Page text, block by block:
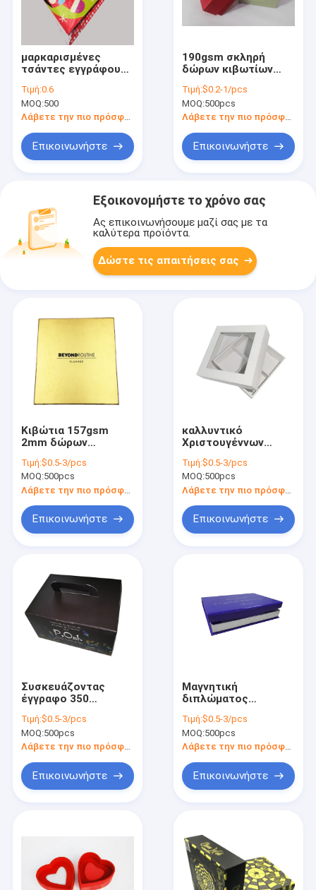
Περίπου εμείς
μαρκαρισμένες
τσάντες εγγράφου
επί παραγγελία
δώρο στοιχείων με
τη λαβή
Τιμή:0.6
MOQ:500
Λάβετε την πιο πρόσφατη τιμή
Επικοινωνήστε
190gsm σκληρή
δώρων κιβωτίων
κοσμήματος
εγγράφου
πολυτέλειας
Τιμή:$0.2-1/pcs
MOQ:500pcs
Λάβετε την πιο πρόσφατη τιμή
Επικοινωνήστε
Εξοικονομήστε το χρόνο σας
Ας επικοινωνήσουμε μαζί σας με τα
καλύτερα προϊόντα.
Δώστε τις απαιτήσεις σας
Κιβώτια 157gsm
2mm δώρων
πολυτέλειας
άκαμπτη συσκευασία
Hardcover εγγράφου
Τιμή:$0.5-3/pcs
MOQ:500pcs
Λάβετε την πιο πρόσφατη τιμή
Επικοινωνήστε
καλλυντικό
Χριστουγέννων
δώρων χαρτονιού
2mm άσπρο που
συσκευάζει το μικρό
επίπεδο
Τιμή:$0.5-3/pcs
MOQ:500pcs
Επικοινωνήστε
Συσκευάζοντας
έγγραφο 350
πολυτέλειας
κιβωτίων δώρων
χαρτονιού συνήθειας
Τιμή:$0.5-3/pcs
MOQ:500pcs
Λάβετε την πιο πρόσφατη τιμή
Επικοινωνήστε
Μαγνητική
διπλώματος
μεγάλη χειροποίητη
συσκευασία
ελασματοποίησης
στιλπνή
Τιμή:$0.5-3/pcs
MOQ:500pcs
Λάβετε την πιο πρόσφατη τιμή
Επικοινωνήστε